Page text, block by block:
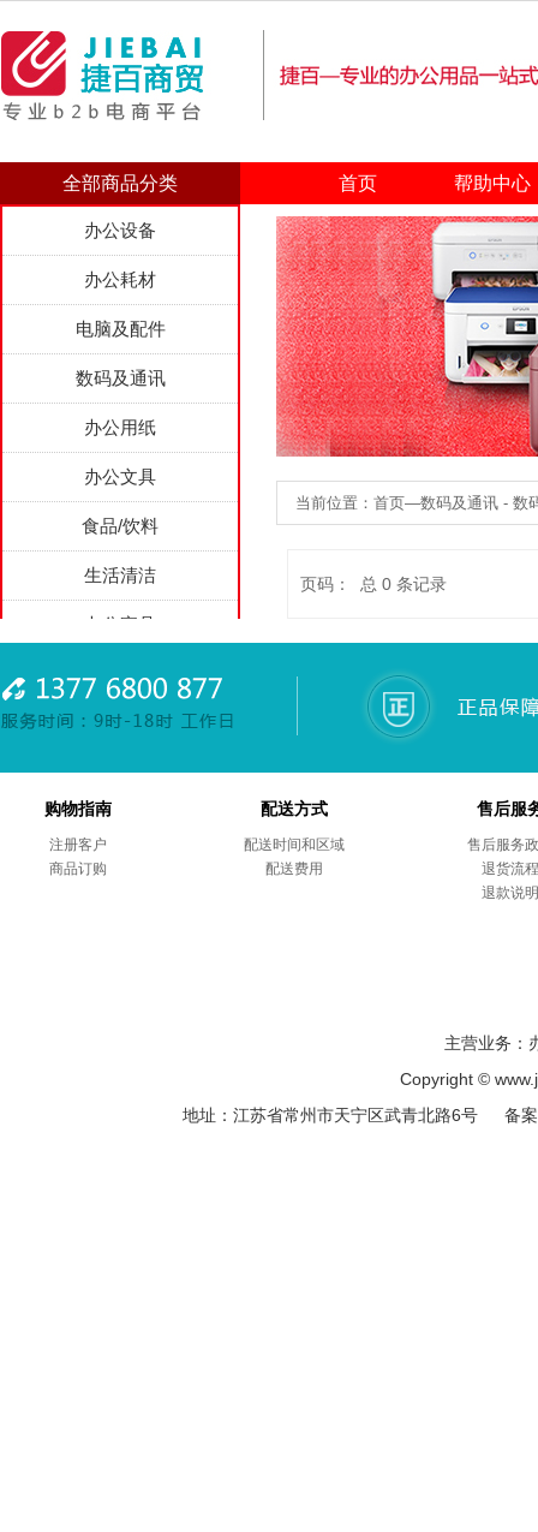
全部商品分类 首页 帮助中心
办公设备
办公耗材
电脑及配件
数码及通讯
办公用纸
办公文具
食品/饮料
生活清洁
办公家具
家用电器
劳防用品
综合项目
商务礼品
售后服务
当前位置：首页—数码及通讯 - 数
页码： 总 0 条记录
购物指南
注册客户
商品订购
配送方式
配送时间和区域
配送费用
售后服
售后服务
退货流程
退款说明
主营业务：
Copyright ©
地址：江苏省常州市天宁区武青北路6号 备